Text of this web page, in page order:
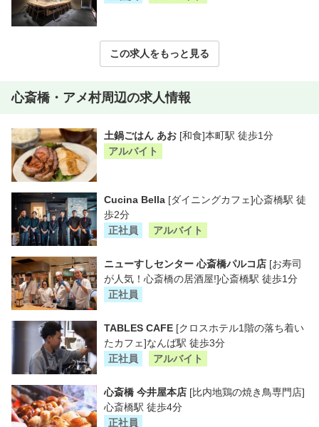
この求人をもっと見る
心斎橋・アメ村周辺の求人情報
土鍋ごはん あお [和食]本町駅 徒歩1分
アルバイト
Cucina Bella [ダイニングカフェ]心斎橋駅 徒
歩2分
正社員
アルバイト
ニューすしセンター 心斎橋パルコ店 [お寿司
が人気！心斎橋の居酒屋!]心斎橋駅 徒歩1分
正社員
TABLES CAFE [クロスホテル1階の落ち着い
たカフェ]なんば駅 徒歩3分
正社員
アルバイト
心斎橋 今井屋本店 [比内地鶏の焼き鳥専門店]
心斎橋駅 徒歩4分
正社員